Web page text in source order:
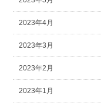
2023年4月
2023年3月
2023年2月
2023年1月